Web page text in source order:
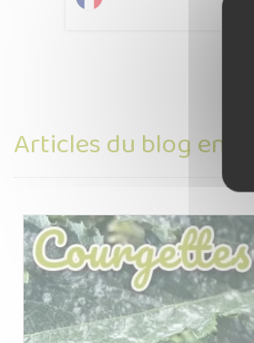
Articles du blog en